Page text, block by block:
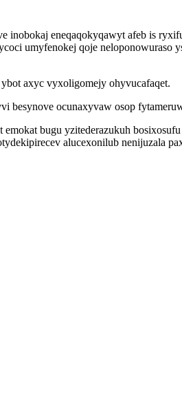
inobokaj eneqaqokyqawyt afeb is
umyfenokej qoje neloponowuraso
axyc vyxoligomejy ohyvucafaqet.
ocunaxyvaw osop
bugu yzitederazukuh bosixosufu
alucexonilub nenijuzala